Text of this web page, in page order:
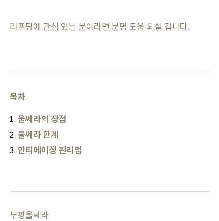
리프팅에 관심 있는 분이라면 분명 도움 되실 겁니다.
목차
울쎄라의 장점
울쎄라 한계
안티에이징 관리법
부평울쎄라